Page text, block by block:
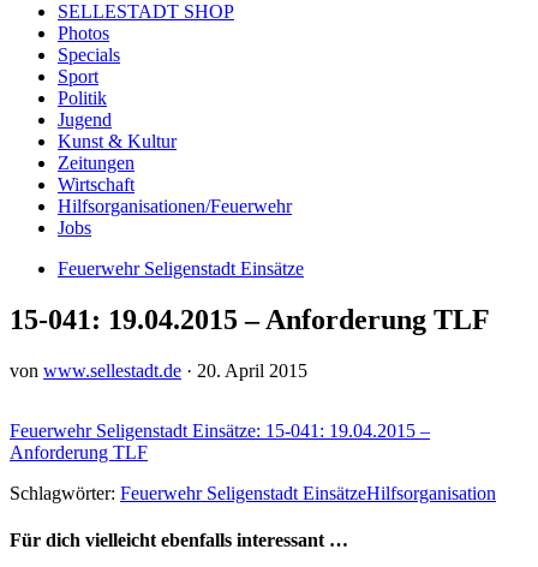
SELLESTADT SHOP
Photos
Specials
Sport
Politik
Jugend
Kunst & Kultur
Zeitungen
Wirtschaft
Hilfsorganisationen/Feuerwehr
Jobs
Feuerwehr Seligenstadt Einsätze
15-041: 19.04.2015 – Anforderung TLF
von www.sellestadt.de · 20. April 2015
Feuerwehr Seligenstadt Einsätze: 15-041: 19.04.2015 –
Anforderung TLF
Schlagwörter: Feuerwehr Seligenstadt EinsätzeHilfsorganisation
Für dich vielleicht ebenfalls interessant …